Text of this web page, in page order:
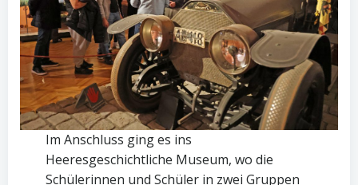
Im Anschluss ging es ins
Heeresgeschichtliche Museum, wo die
Schülerinnen und Schüler in zwei Gruppen